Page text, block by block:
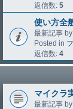
返信数: 5
使い方全
最新記事 by
Posted in
返信数: 4
マイクラ
最新記事 by